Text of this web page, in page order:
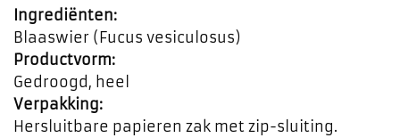
Ingrediënten:
Blaaswier (Fucus vesiculosus)
Productvorm:
Gedroogd, heel
Verpakking:
Hersluitbare papieren zak met zip-sluiting.